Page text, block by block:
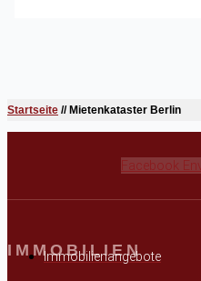
Startseite //Mietenkataster Berlin
Facebook
IMMOBILIEN
Immobilienangebote